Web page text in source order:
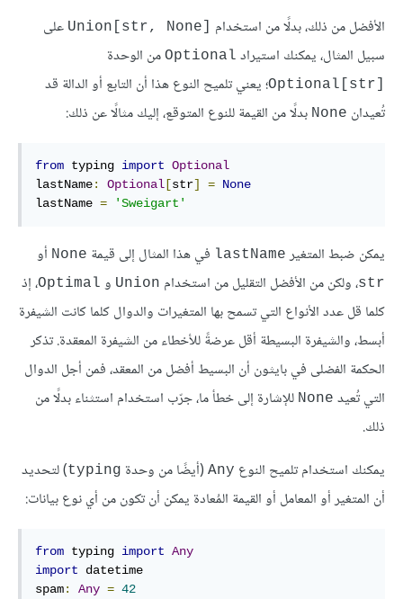
الأفضل من ذلك، بدلًا من استخدام Union[str, None]‎ على
سبيل المثال، يمكنك استيراد Optional من الوحدة
Optional[str]‎؛ يعني تلميح النوع هذا أن التابع أو الدالة قد
تُعيدان None بدلًا من القيمة للنوع المتوقع، إليك مثالًا عن ذلك:
from typing import Optional
lastName: Optional [str] = None
lastName = 'Sweigart'
يمكن ضبط المتغير lastName في هذا المثال إلى قيمة None أو
str، ولكن من الأفضل التقليل من استخدام Union و Optimal، إذ
كلما قل عدد الأنواع التي تسمح بها المتغيرات والدوال كلما كانت الشيفرة
أبسط، والشيفرة البسيطة أقل عرضةً للأخطاء من الشيفرة المعقدة. تذكر
الحكمة الفضلى في بايثون أن البسيط أفضل من المعقد، فمن أجل الدوال
التي تُعيد None للإشارة إلى خطأ ما، جرّب استخدام استثناء بدلًا من
ذلك.
يمكنك استخدام تلميح النوع Any (أيضًا من وحدة typing) لتحديد
أن المتغير أو المعامل أو القيمة المُعادة يمكن أن تكون من أي نوع بيانات:
from typing import Any
import datetime
spam: Any = 42